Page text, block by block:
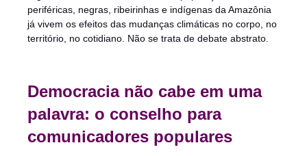
periféricas, negras, ribeirinhas e indígenas da Amazônia
já vivem os efeitos das mudanças climáticas no corpo, no
território, no cotidiano. Não se trata de debate abstrato.
Democracia não cabe em uma
palavra: o conselho para
comunicadores populares